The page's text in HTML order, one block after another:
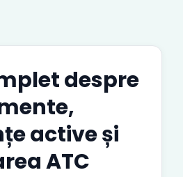
despre
active și
ATC